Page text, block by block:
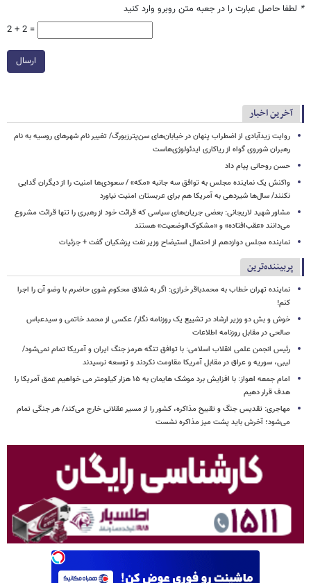
* لطفا حاصل عبارت را در جعبه متن روبرو وارد کنید
2 + 2 =
ارسال
آخرین اخبار
روایت زیدآبادی از اضطراب پنهان در خیابان‌های سن‌پترزبورگ/ تغییر نام شهرهای روسیه به نام
رهبران شوروی گواه از ریاکاری ایدئولوژی‌هاست
حسن روحانی پیام داد
واکنش یک نماینده مجلس به توافق سه جانبه «مکه» / سعودی‌ها امنیت را از دیگران گدایی
نکنند/ سال‌ها شیردهی به آمریکا هم برای عربستان امنیت نیاورد
مشاور شهید لاریجانی: بعضی جریان‌های سیاسی که قرائت خود از رهبری را تنها قرائت مشروع
می‌دانند «عقب‌افتاده» و «مشکوک‌الوضعیت» هستند
نماینده مجلس دوازدهم از احتمال استیضاح وزیر نفت پزشکیان گفت + جزئیات
پربیننده‌ترین
نماینده تهران خطاب به محمدباقر خرازی: اگر به شلاق محکوم شوی حاضرم با وضو آن را اجرا
کنم!
خوش و بش دو وزیر ارشاد در تشییع یک روزنامه نگار/ عکسی از محمد خاتمی و سیدعباس
صالحی در مقابل روزنامه اطلاعات
رئیس انجمن علمی انقلاب اسلامی: با توافق تنگه هرمز جنگ ایران و آمریکا تمام نمی‌شود/
لیبی، سوریه و عراق در مقابل آمریکا مقاومت نکردند و توسعه نرسیدند
امام‌ جمعه اهواز: با افزایش برد موشک هایمان به ۱۵ هزار کیلومتر می خواهیم عمق آمریکا را
هدف قرار دهیم
مهاجری: تقدیس جنگ و تقبیح مذاکره، کشور را از مسیر عقلانی خارج می‌کند/ هر جنگی تمام
می‌شود؛ آخرش باید پشت میز مذاکره نشست